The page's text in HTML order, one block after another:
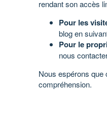
rendant son accès
Pour les
blog en
Pour le
nous
Nous espérons que
compréhension.